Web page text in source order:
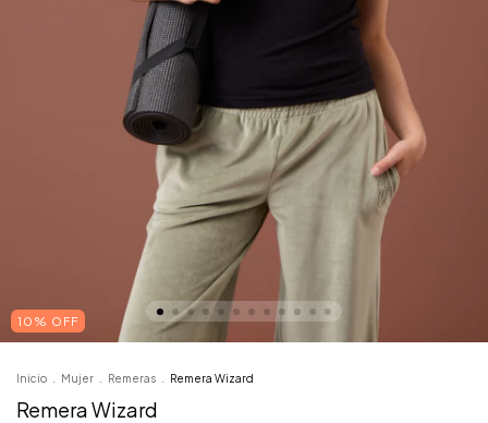
10% OFF
Inicio Mujer Remeras Remera Wizard
Remera Wizard